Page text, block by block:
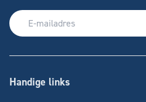
Handige links